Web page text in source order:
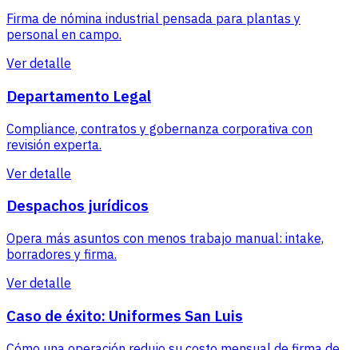
Firma de nómina industrial pensada para plantas y
personal en campo.
Ver detalle
Departamento Legal
Compliance, contratos y gobernanza corporativa con
revisión experta.
Ver detalle
Despachos jurídicos
Opera más asuntos con menos trabajo manual: intake,
borradores y firma.
Ver detalle
Caso de éxito: Uniformes San Luis